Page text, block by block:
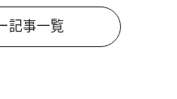
記事一覧